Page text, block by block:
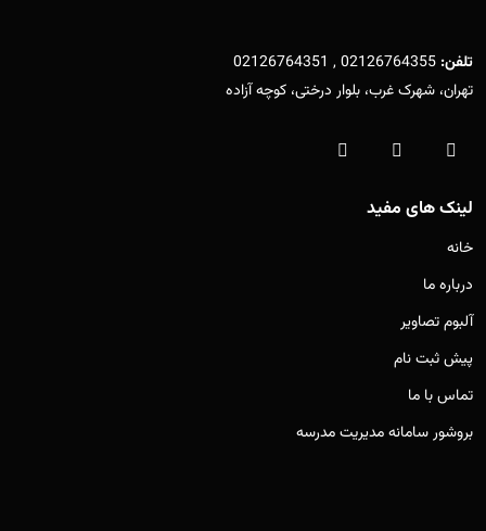
تلفن: 02126764355 , 02126764351
تهران، شهرک غرب، بلوار درختی، کوچه آزاده
لینک های مفید
خانه
درباره ما
آلبوم تصاویر
پیش ثبت نام
تماس با ما
بروشور سامانه مدیریت مدرسه